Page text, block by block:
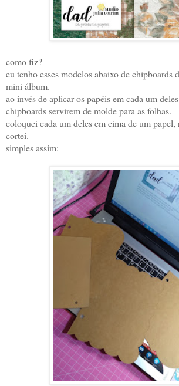
como fiz?
eu tenho esses modelos abaixo de chipboards
mini álbum.
ao invés de aplicar os papéis em cada um
chipboards servirem de molde para as folhas.
coloquei cada um deles em cima de um
cortei.
simples assim: